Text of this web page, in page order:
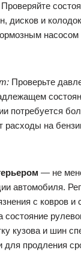
дисков и
насосом
Проверьте
потребуется
расходы на
— не
автомобиля.
с ковров и
кузова и шин
для продления